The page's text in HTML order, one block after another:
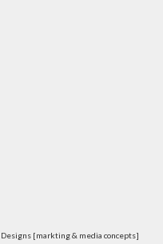
Designs [markting & media concepts]